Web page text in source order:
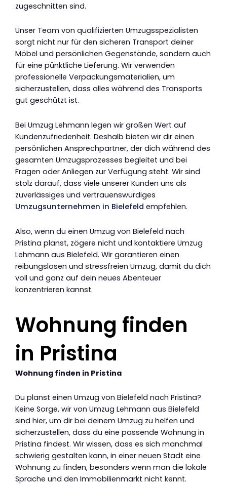
zugeschnitten sind.
Unser Team von qualifizierten Umzugsspezialisten
sorgt nicht nur für den sicheren Transport deiner
Möbel und persönlichen Gegenstände, sondern auch
für eine pünktliche Lieferung. Wir verwenden
professionelle Verpackungsmaterialien, um
sicherzustellen, dass alles während des Transports
gut geschützt ist.
Bei Umzug Lehmann legen wir großen Wert auf
Kundenzufriedenheit. Deshalb bieten wir dir einen
persönlichen Ansprechpartner, der dich während des
gesamten Umzugsprozesses begleitet und bei
Fragen oder Anliegen zur Verfügung steht. Wir sind
stolz darauf, dass viele unserer Kunden uns als
zuverlässiges und vertrauenswürdiges
Umzugsunternehmen in Bielefeld empfehlen.
Also, wenn du einen Umzug von Bielefeld nach
Pristina planst, zögere nicht und kontaktiere Umzug
Lehmann aus Bielefeld. Wir garantieren einen
reibungslosen und stressfreien Umzug, damit du dich
voll und ganz auf dein neues Abenteuer
konzentrieren kannst.
Wohnung finden
in Pristina
Wohnung finden in Pristina
Du planst einen Umzug von Bielefeld nach Pristina?
Keine Sorge, wir von Umzug Lehmann aus Bielefeld
sind hier, um dir bei deinem Umzug zu helfen und
sicherzustellen, dass du eine passende Wohnung in
Pristina findest. Wir wissen, dass es sich manchmal
schwierig gestalten kann, in einer neuen Stadt eine
Wohnung zu finden, besonders wenn man die lokale
Sprache und den Immobilienmarkt nicht kennt.